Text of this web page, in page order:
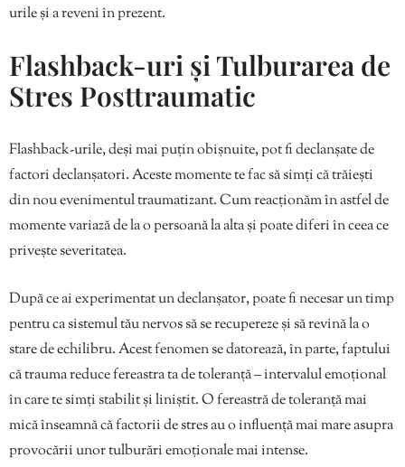
urile și a reveni în prezent.
Flashback-uri și Tulburarea de
Stres Posttraumatic
Flashback-urile, deși mai puțin obișnuite, pot fi declanșate de
factori declanșatori. Aceste momente te fac să simți că trăiești
din nou evenimentul traumatizant. Cum reacționăm în astfel de
momente variază de la o persoană la alta și poate diferi în ceea ce
privește severitatea.
După ce ai experimentat un declanșator, poate fi necesar un timp
pentru ca sistemul tău nervos să se recupereze și să revină la o
stare de echilibru. Acest fenomen se datorează, în parte, faptului
că trauma reduce fereastra ta de toleranță – intervalul emoțional
în care te simți stabilit și liniștit. O fereastră de toleranță mai
mică înseamnă că factorii de stres au o influență mai mare asupra
provocării unor tulburări emoționale mai intense.